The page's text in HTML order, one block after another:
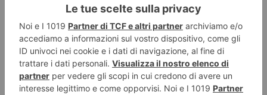
e al confronto verso tutte quelle persone che dimostrano
altrettanta disponibilità;
nel rispetto del principio di trasparenza dell’azione
pubblica;
nel rispetto del lavoro altrui;
riconoscendo le capacità altrui ovunque vengano
riscontrate;